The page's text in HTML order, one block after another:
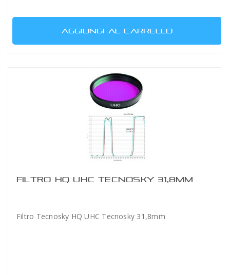
AGGIUNGI AL CARRELLO
FILTRO HQ UHC TECNOSKY 31,8MM
Filtro Tecnosky HQ UHC Tecnosky 31,8mm